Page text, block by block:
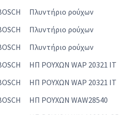
Πλυντήριο ρούχων
Πλυντήριο ρούχων
Πλυντήριο ρούχων
ΗΠ ΡΟΥΧΩΝ WAP 20321 IT
ΗΠ ΡΟΥΧΩΝ WAP 20321 IT
ΗΠ ΡΟΥΧΩΝ WAW28540